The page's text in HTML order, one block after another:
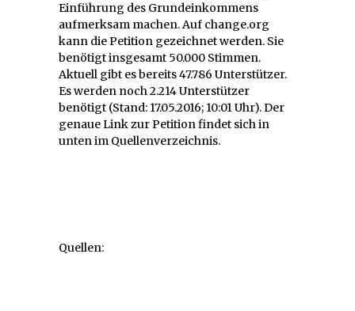
Einführung des Grundeinkommens
aufmerksam machen. Auf change.org
kann die Petition gezeichnet werden. Sie
benötigt insgesamt 50.000 Stimmen.
Aktuell gibt es bereits 47.786 Unterstützer.
Es werden noch 2.214 Unterstützer
benötigt (Stand: 17.05.2016; 10:01 Uhr). Der
genaue Link zur Petition findet sich in
unten im Quellenverzeichnis.
Quellen: